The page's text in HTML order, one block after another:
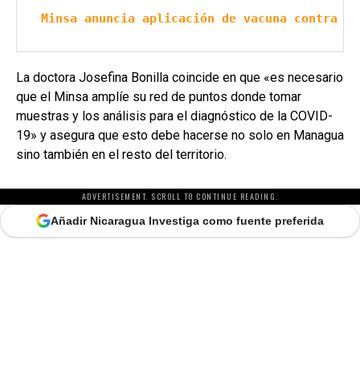
Minsa anuncia aplicación de vacuna contra
La doctora Josefina Bonilla coincide en que «es necesario
que el Minsa amplíe su red de puntos donde tomar
muestras y los análisis para el diagnóstico de la COVID-
19» y asegura que esto debe hacerse no solo en Managua
sino también en el resto del territorio.
ADVERTISEMENT. SCROLL TO CONTINUE READING.
Añadir Nicaragua Investiga como fuente preferida